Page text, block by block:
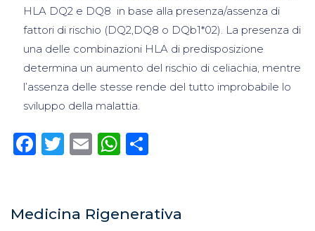
HLA DQ2 e DQ8 in base alla presenza/assenza di
fattori di rischio (DQ2,DQ8 o DQb1*02). La presenza di
una delle combinazioni HLA di predisposizione
determina un aumento del rischio di celiachia, mentre
l’assenza delle stesse rende del tutto improbabile lo
sviluppo della malattia.
Facebook
Twitter
EmailWhatsApp
Medicina Rigenerativa